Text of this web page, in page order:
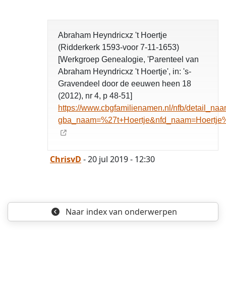
Abraham Heyndricxz 't Hoertje
(Ridderkerk 1593-voor 7-11-1653)
[Werkgroep Genealogie, 'Parenteel van
Abraham Heyndricxz 't Hoertje', in: 's-
Gravendeel door de eeuwen heen 18
(2012), nr 4, p 48-51]
https://www.cbgfamilienamen.nl/nfb/
ChrisvD - 20 jul 2019 - 12:30
Naar indexvan onderwerpen